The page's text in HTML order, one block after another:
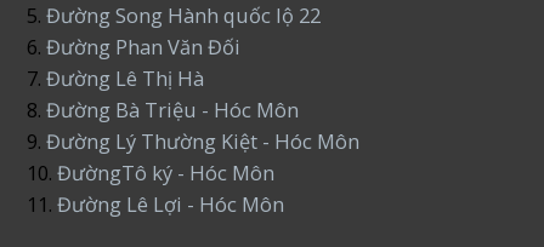
5.Đường Song Hành quốc lộ 22
6.Đường Phan Văn Đối
7. Đường Lê Thị Hà
8.Đường Bà Triệu - Hóc Môn
9.Đường Lý Thường Kiệt - Hóc Môn
10.ĐườngTô ký - Hóc Môn
11.Đường Lê Lợi - Hóc Môn